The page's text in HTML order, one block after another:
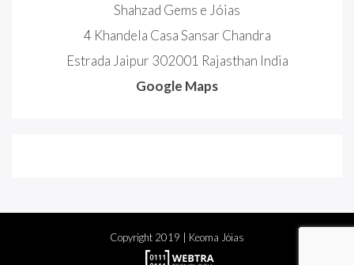
Shahzad Gems e Jóias
4 Khandela Casa Sansar Chandra
Estrada Jaipur 302001 Rajasthan India
Google Maps
Copyright 2019 | Keoma Jóias